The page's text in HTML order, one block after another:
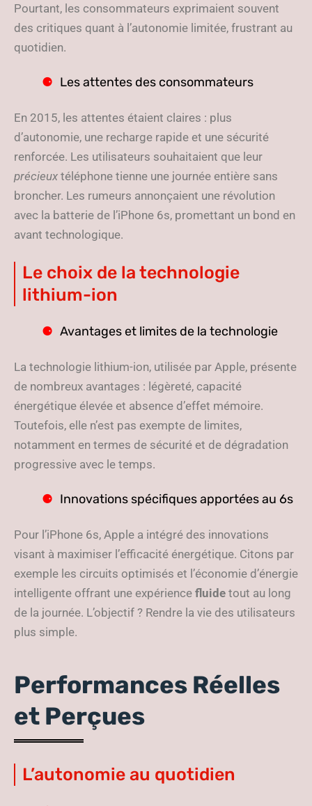
Pourtant, les consommateurs exprimaient souvent
des critiques quant à l’autonomie limitée, frustrant au
quotidien.
Les attentes des consommateurs
En 2015, les attentes étaient claires : plus
d’autonomie, une recharge rapide et une sécurité
renforcée. Les utilisateurs souhaitaient que leur
précieux téléphone tienne une journée entière sans
broncher. Les rumeurs annonçaient une révolution
avec la batterie de l’iPhone 6s, promettant un bond en
avant technologique.
Le choix de la technologie
lithium-ion
Avantages et limites de la technologie
La technologie lithium-ion, utilisée par Apple, présente
de nombreux avantages : légèreté, capacité
énergétique élevée et absence d’effet mémoire.
Toutefois, elle n’est pas exempte de limites,
notamment en termes de sécurité et de dégradation
progressive avec le temps.
Innovations spécifiques apportées au 6s
Pour l’iPhone 6s, Apple a intégré des innovations
visant à maximiser l’efficacité énergétique. Citons par
exemple les circuits optimisés et l’économie d’énergie
intelligente offrant une expérience fluide tout au long
de la journée. L’objectif ? Rendre la vie des utilisateurs
plus simple.
Performances Réelles
et Perçues
L’autonomie au quotidien